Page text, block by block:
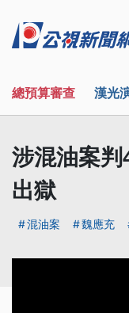
總預算審查 漢光
涉混油案
出獄
混油案 魏應充